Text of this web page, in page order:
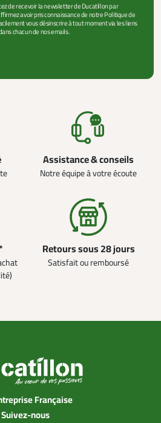
de recevoir la newsletter de Ducatillon par
avoir pris connaissance de notre Politique de
vous désinscrire à tout moment via les liens
chacun de nos emails.
Assistance & conseils
Notre équipe à votre écoute
Retours sous 28 jours
Satisfait ou remboursé
Française
Suivez-nous